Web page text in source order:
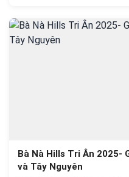
Bà Nà Hills Tri Ân 2025-
và Tây Nguyên